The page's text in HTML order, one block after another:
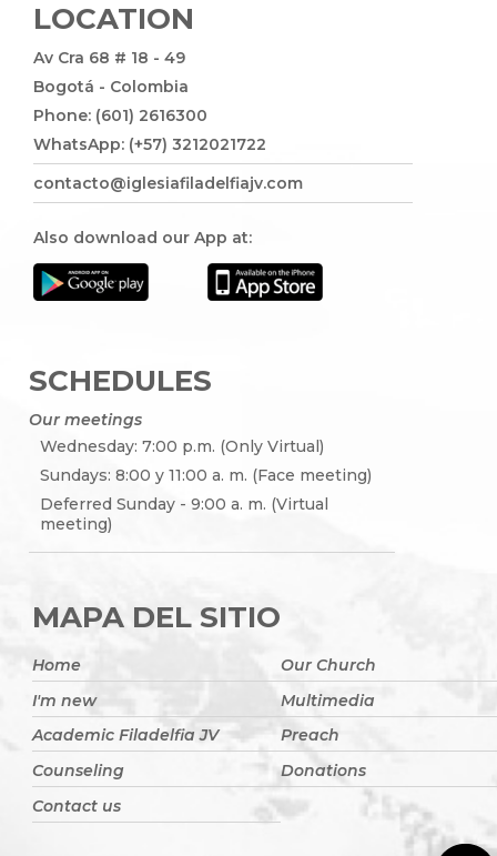
LOCATION
Av Cra 68 # 18 - 49
Bogotá - Colombia
Phone: (601) 2616300
WhatsApp: (+57) 3212021722
contacto@iglesiafiladelfiajv.com
Also download our App at:
SCHEDULES
Our meetings
Wednesday: 7:00 p.m. (Only Virtual)
Sundays: 8:00 y 11:00 a. m. (Face meeting)
Deferred Sunday - 9:00 a. m. (Virtual
meeting)
MAPA DEL SITIO
Home
Our Church
I'm new
Multimedia
Academic Filadelfia JV
Preach
Counseling
Donations
Contact us